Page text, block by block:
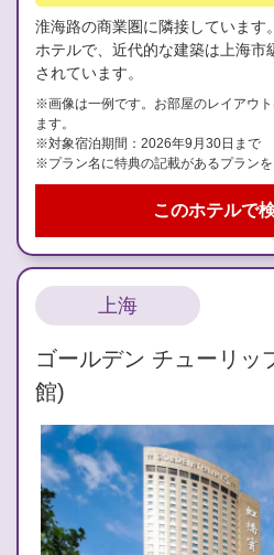
淮海路の商業圏に隣接しています
ホテルで、近代的な建築は上海市
されています。
※画像は一例です。お部屋のレイアウ
ます。
※対象宿泊期間：2026年9月30日まで
※プラン名に特典の記載があるプランを
このホテルで
上海
ゴールデン チューリッ
館)